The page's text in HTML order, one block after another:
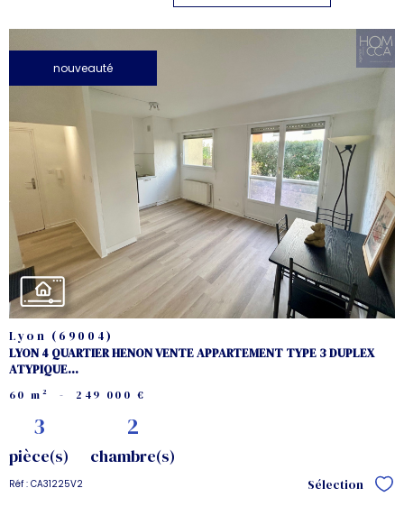
nouveauté
voir le
bien
Lyon (69004)
LYON 4 QUARTIER HENON VENTE APPARTEMENT TYPE 3 DUPLEX
ATYPIQUE...
60 m² - 249 000 €
3
pièce(s)
2
chambre(s)
Réf : CA31225V2 Sélection